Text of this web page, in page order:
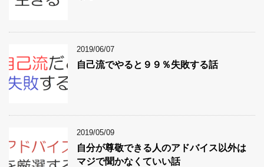
2019/06/07
自己流でやると９９％失敗する話
2019/05/09
自分が尊敬できる人のアドバイス以外は
マジで聞かなくていい話